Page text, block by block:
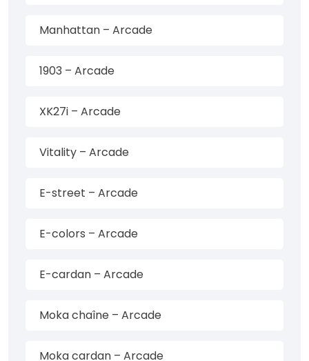
Manhattan – Arcade
1903 – Arcade
XK27i – Arcade
Vitality – Arcade
E-street – Arcade
E-colors – Arcade
E-cardan – Arcade
Moka chaîne – Arcade
Moka cardan – Arcade